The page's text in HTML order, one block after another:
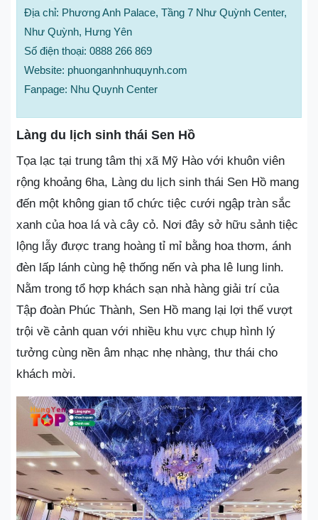
Địa chỉ: Phương Anh Palace, Tầng 7 Như Quỳnh Center,
Như Quỳnh, Hưng Yên
Số điện thoại: 0888 266 869
Website: phuonganhnhuquynh.com
Fanpage: Nhu Quynh Center
Làng du lịch sinh thái Sen Hồ
Tọa lạc tại trung tâm thị xã Mỹ Hào với khuôn viên
rộng khoảng 6ha, Làng du lịch sinh thái Sen Hồ mang
đến một không gian tổ chức tiệc cưới ngập tràn sắc
xanh của hoa lá và cây cỏ. Nơi đây sở hữu sảnh tiệc
lộng lẫy được trang hoàng tỉ mỉ bằng hoa thơm, ánh
đèn lấp lánh cùng hệ thống nến và pha lê lung linh.
Nằm trong tổ hợp khách sạn nhà hàng giải trí của
Tập đoàn Phúc Thành, Sen Hồ mang lại lợi thế vượt
trội về cảnh quan với nhiều khu vực chụp hình lý
tưởng cùng nền âm nhạc nhẹ nhàng, thư thái cho
khách mời.